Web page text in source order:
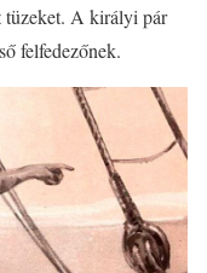
tüzeket. A királyi pár
felfedezőnek.